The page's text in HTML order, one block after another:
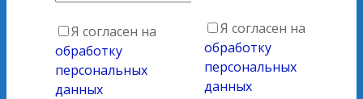
Я согласен на
обработку
персональных
данных
Я согласен на
обработку
персональных
данных